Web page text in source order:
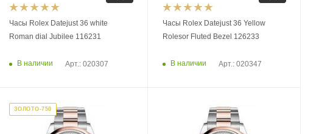
Часы Rolex Datejust 36 white
Roman dial Jubilee 116231
В наличии Арт.: 020307
Часы Rolex Datejust 36 Yellow
Rolesor Fluted Bezel 126233
В наличии Арт.: 020347
ЗОЛОТО-750